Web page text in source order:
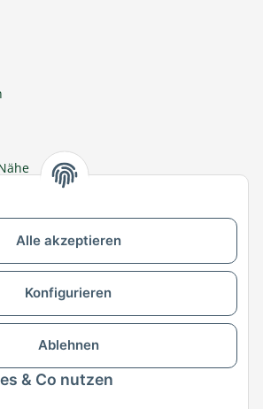
Alle akzeptieren
Konfigurieren
Ablehnen
& Co nutzen
wechseln